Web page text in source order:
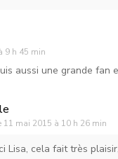
9 h 45 min
aussi une grande fan
11 mai 2015 à 10 h 26 min
Lisa, cela fait très